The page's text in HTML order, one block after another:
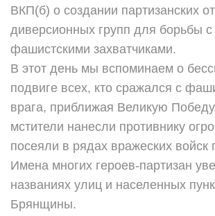
ВКП(б) о создании партизанских
диверсионных групп для борьбы
фашистскими захватчиками.
В этот день мы вспоминаем о
подвиге всех, кто сражался с
врага, приближая Великую
мстители нанесли противнику
посеяли в рядах вражеских войск
Имена многих героев-партизан
названиях улиц и населенных
Брянщины.